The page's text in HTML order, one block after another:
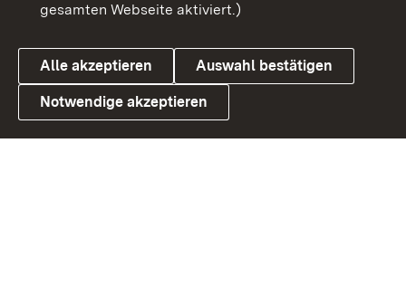
Link zum Landesportal
Datenschutz
Cookies
gesamten Webseite aktiviert.)
Alle akzeptieren Auswahl bestätigen
Notwendige akzeptieren